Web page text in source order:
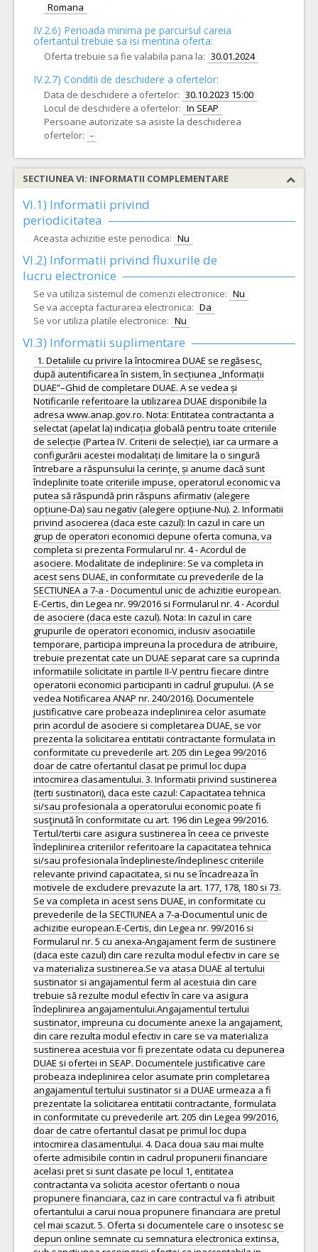
Romana
IV.2.6) Perioada minima pe parcursul careia
ofertantul trebuie sa isi mentina oferta:
Oferta trebuie sa fie valabila pana la: 30.01.2024
IV.2.7) Conditii de deschidere a ofertelor:
Data de deschidere a ofertelor: 30.10.2023 15:00
Locul de deschidere a ofertelor: In SEAP
Persoane autorizate sa asiste la deschiderea
ofertelor: -
SECTIUNEA VI: INFORMATII COMPLEMENTARE
VI.1) Informatii privind
periodicitatea
Aceasta achizitie este periodica: Nu
VI.2) Informatii privind fluxurile de
lucru electronice
Se va utiliza sistemul de comenzi electronice: Nu
Se va accepta facturarea electronica: Da
Se vor utiliza platile electronice: Nu
VI.3) Informatii suplimentare
1. Detaliile cu privire la întocmirea DUAE se regăsesc,
după autentificarea în sistem, în secțiunea „Informații
DUAE”–Ghid de completare DUAE. A se vedea și
Notificarile referitoare la utilizarea DUAE disponibile la
adresa www.anap.gov.ro. Nota: Entitatea contractanta a
selectat (apelat la) indicația globală pentru toate criteriile
de selecție (Partea IV. Criterii de selecție), iar ca urmare a
configurării acestei modalitați de limitare la o singură
întrebare a răspunsului la cerințe, și anume dacă sunt
îndeplinite toate criteriile impuse, operatorul economic va
putea să răspundă prin răspuns afirmativ (alegere
opțiune-Da) sau negativ (alegere opțiune-Nu). 2. Informatii
privind asocierea (daca este cazul): In cazul in care un
grup de operatori economici depune oferta comuna, va
completa si prezenta Formularul nr. 4 - Acordul de
asociere. Modalitate de indeplinire: Se va completa in
acest sens DUAE, in conformitate cu prevederile de la
SECTIUNEA a 7-a - Documentul unic de achizitie european.
E-Certis, din Legea nr. 99/2016 si Formularul nr. 4 - Acordul
de asociere (daca este cazul). Nota: In cazul in care
grupurile de operatori economici, inclusiv asociatiile
temporare, participa impreuna la procedura de atribuire,
trebuie prezentat cate un DUAE separat care sa cuprinda
informatiile solicitate in partile II-V pentru fiecare dintre
operatorii economici participanti in cadrul grupului. (A se
vedea Notificarea ANAP nr. 240/2016). Documentele
justificative care probeaza indeplinirea celor asumate
prin acordul de asociere si completarea DUAE, se vor
prezenta la solicitarea entitatii contractante formulata in
conformitate cu prevederile art. 205 din Legea 99/2016
doar de catre ofertantul clasat pe primul loc dupa
intocmirea clasamentului. 3. Informatii privind sustinerea
(terti sustinatori), daca este cazul: Capacitatea tehnica
si/sau profesionala a operatorului economic poate fi
susţinută în conformitate cu art. 196 din Legea 99/2016.
Tertul/tertii care asigura sustinerea în ceea ce priveste
îndeplinirea criteriilor referitoare la capacitatea tehnica
si/sau profesionala îndeplineste/îndeplinesc criteriile
relevante privind capacitatea, si nu se încadreaza în
motivele de excludere prevazute la art. 177, 178, 180 si 73.
Se va completa in acest sens DUAE, in conformitate cu
prevederile de la SECTIUNEA a 7-a-Documentul unic de
achizitie european.E-Certis, din Legea nr. 99/2016 si
Formularul nr. 5 cu anexa-Angajament ferm de sustinere
(daca este cazul) din care rezulta modul efectiv in care se
va materializa sustinerea.Se va atasa DUAE al tertului
sustinator si angajamentul ferm al acestuia din care
trebuie să rezulte modul efectiv în care va asigura
îndeplinirea angajamentului.Angajamentul tertului
sustinator, impreuna cu documente anexe la angajament,
din care rezulta modul efectiv in care se va materializa
sustinerea acestuia vor fi prezentate odata cu depunerea
DUAE si ofertei in SEAP. Documentele justificative care
probeaza indeplinirea celor asumate prin completarea
angajamentul tertului sustinator si a DUAE urmeaza a fi
prezentate la solicitarea entitatii contractante, formulata
in conformitate cu prevederile art. 205 din Legea 99/2016,
doar de catre ofertantul clasat pe primul loc dupa
intocmirea clasamentului. 4. Daca doua sau mai multe
oferte admisibile contin in cadrul propunerii financiare
acelasi pret si sunt clasate pe locul 1, entitatea
contractanta va solicita acestor ofertanti o noua
propunere financiara, caz in care contractul va fi atribuit
ofertantului a carui noua propunere financiara are pretul
cel mai scazut. 5. Oferta si documentele care o insotesc se
depun online semnate cu semnatura electronica extinsa,